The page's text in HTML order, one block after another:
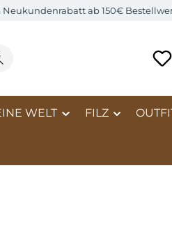
Neukundenrabatt ab 150€
WELT FILZ